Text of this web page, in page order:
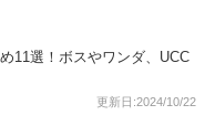
11選！ボスやワンダ、UCC
更新日:2024/10/22